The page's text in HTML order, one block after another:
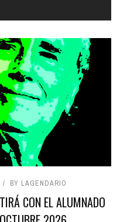
BY LAGENDARIO
CON EL ALUMNADO